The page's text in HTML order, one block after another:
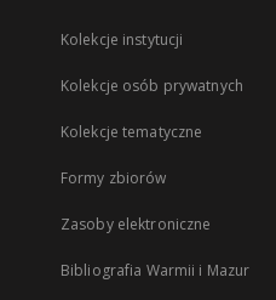
Kolekcje instytucji
Kolekcje osób prywatnych
Kolekcje tematyczne
Formy zbiorów
Zasoby elektroniczne
Bibliografia Warmii i Mazur